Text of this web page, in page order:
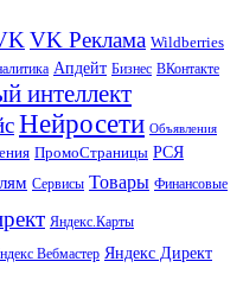
VK Реклама Wildberries
Апдейт Бизнес ВКонтакте
интеллект
Нейросети Объявления
ПромоСтраницы РСЯ
Сервисы Товары Финансовые
Яндекс.Карты
Вебмастер Яндекс Директ